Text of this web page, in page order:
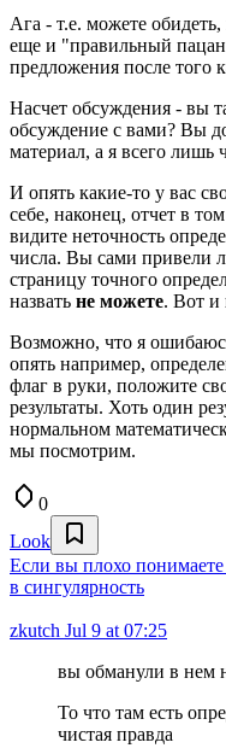
Ага - т.е. можете
еще и "правильный
предложения после того
Насчет обсуждения - вы
обсуждение с вами? Вы
материал, а я всего лишь
И опять какие-то у вас
себе, наконец, отчет в
видите неточность
числа. Вы сами привели
страницу точного
назвать не можете. Вот и
Возможно, что я
опять например,
флаг в руки, положите
результаты. Хоть один
нормальном
мы посмотрим.
0
Look
Если вы плохо
в сингулярность
zkutch Jul 9 at 07:25
вы обманули в нем
То что там есть
чистая правда